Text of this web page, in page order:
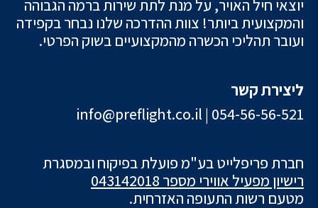
יוצאי חיל האויר, על מנת לתת שירות ברמה הגבוהה
והמקצועית ביותר! צוות ההדרכה שלנו נבחר בקפידה
ועובר תהליכי הכשרה מהמקצועיים בשוק הפרטי.
ליצירת קשר
054-56-56-521
|
info@preflight.co.il
חברת פריפלייט בע"מ פועלת בפיקוח ובמסגרת
רישיון מפעיל אווירי מספר 043142018
מטעם רשות התעופה האזרחית.